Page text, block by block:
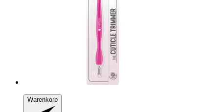
Warenkorb